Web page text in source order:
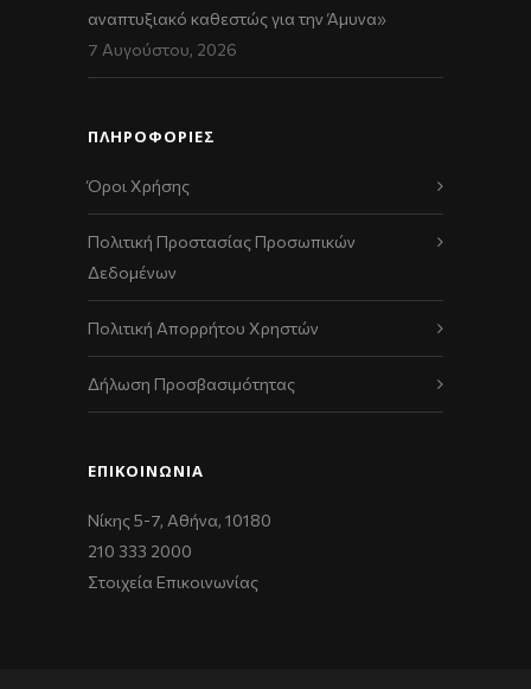
αναπτυξιακό καθεστώς για την Άμυνα»
7 Αυγούστου, 2026
ΠΛΗΡΟΦΟΡΙΕΣ
Όροι Χρήσης
Πολιτική Προστασίας Προσωπικών
Δεδομένων
Πολιτική Απορρήτου Χρηστών
Δήλωση Προσβασιμότητας
ΕΠΙΚΟΙΝΩΝΊΑ
Νίκης 5-7, Αθήνα, 10180
210 333 2000
Στοιχεία Επικοινωνίας